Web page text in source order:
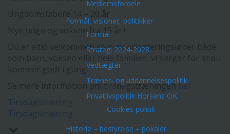
Medlemsfordele
Formål, visioner, politikker
Formål
Strategi 2024-2028
Vedtægter
Træner- og uddannelsespolitik
Privatlivspolitik Horsens OK
Cookies politik
Historie – bestyrelse – pokaler
Nye unge og voksne fra 15 år+
Du er altid velkommen som ny orienteringsløber både
som barn, voksen eller hele familien, vi sørger for at du
kommer godt i gang!
Se mere information om tirsdagstræningenher
Indlægsnavigation